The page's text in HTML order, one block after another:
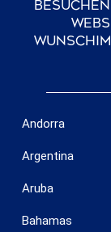
Andorra
Argentina
Aruba
Bahamas